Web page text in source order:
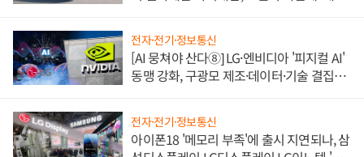
전자·전기·정보통신
[AI 뭉쳐야 산다⑧] LG·엔비디아 '피지컬 AI'
동맹 강화, 구광모 제조·데이터·기술 결집
전자·전기·정보통신
아이폰18 '메모리 부족'에 출시 지연되나, 삼